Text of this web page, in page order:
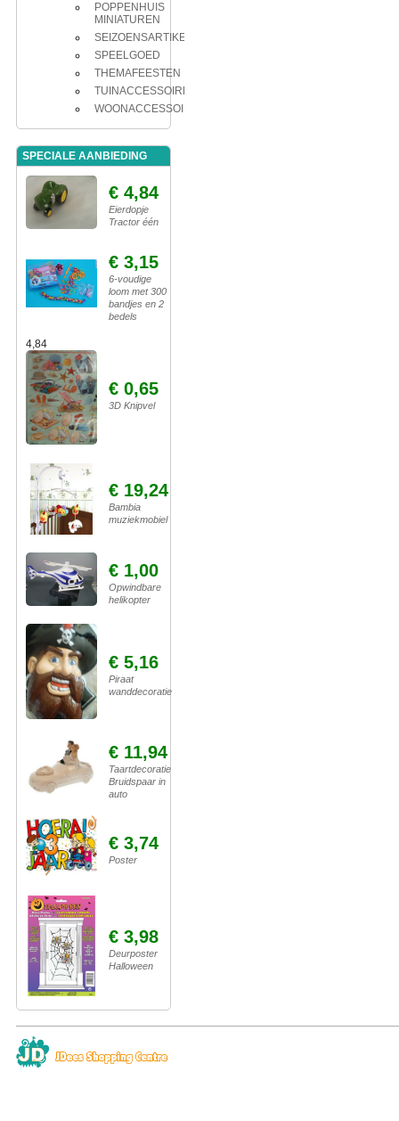
POPPENHUIS
MINIATUREN
SEIZOENSARTIKELEN
SPEELGOED
THEMAFEESTEN
TUINACCESSOIRES
WOONACCESSOIRES
SPECIALE AANBIEDING
€ 4,84
Eierdopje
Tractor één
€ 3,15
6-voudige
loom met 300
bandjes en 2
bedels
4,84
€ 0,65
3D Knipvel
€ 19,24
Bambia
muziekmobiel
€ 1,00
Opwindbare
helikopter
€ 5,16
Piraat
wanddecoratie
€ 11,94
Taartdecoratie
Bruidspaar in
auto
€ 3,74
Poster
€ 3,98
Deurposter
Halloween